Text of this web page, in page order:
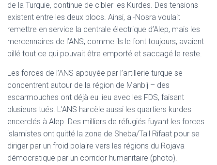
de la Turquie, continue de cibler les Kurdes. Des tensions
existent entre les deux blocs. Ainsi, al-Nosra voulait
remettre en service la centrale électrique d’Alep, mais les
mercennaires de l’ANS, comme ils le font toujours, avaient
pillé tout ce qui pouvait être emporté et saccagé le reste.
Les forces de l’ANS appuyée par l’artillerie turque se
concentrent autour de la région de Manbij – des
escarmouches ont déjà eu lieu avec les FDS, faisant
plusieurs tués. L’ANS harcèle aussi les quartiers kurdes
encerclés à Alep. Des milliers de réfugiés fuyant les forces
islamistes ont quitté la zone de Sheba/Tall Rifaat pour se
diriger par un froid polaire vers les régions du Rojava
démocratique par un corridor humanitaire (photo).